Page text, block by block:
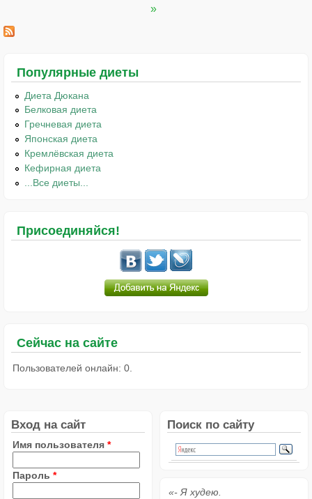
»
Популярные диеты
Диета Дюкана
Белковая диета
Гречневая диета
Японская диета
Кремлёвская диета
Кефирная диета
...Все диеты...
Присоединяйся!
Сейчас на сайте
Пользователей онлайн: 0.
Вход на сайт
Имя пользователя *
Пароль *
Поиск по сайту
«- Я худею.